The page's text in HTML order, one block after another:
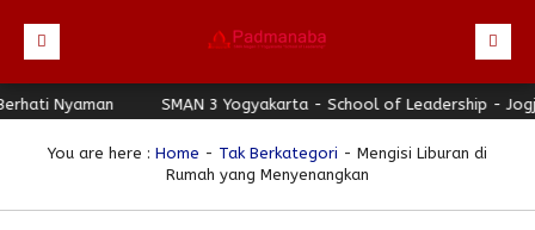
Beranda
Profil
Nyaman SMAN 3 Yogyakarta - School of Leadership - Jogja
You are here : Home - Tak Berkategori - Mengisi Liburan di
Rumah yang Menyenangkan